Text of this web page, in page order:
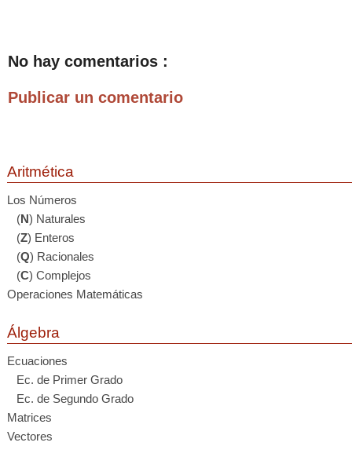
No hay comentarios :
Publicar un comentario
Aritmética
Los Números
(N) Naturales
(Z) Enteros
(Q) Racionales
(C) Complejos
Operaciones Matemáticas
Álgebra
Ecuaciones
Ec. de Primer Grado
Ec. de Segundo Grado
Matrices
Vectores